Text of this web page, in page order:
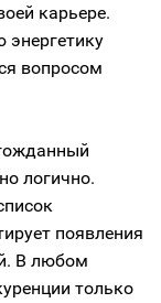
карьере.
энергетику
вопросом
логично.
появления
В любом
только